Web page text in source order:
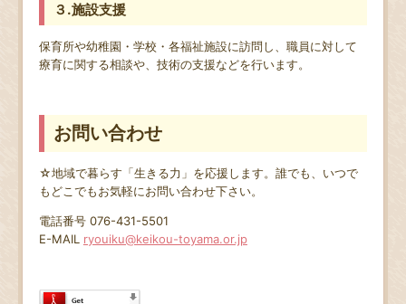
３.施設支援
保育所や幼稚園・学校・各福祉施設に訪問し、職員に対して
療育に関する相談や、技術の支援などを行います。
お問い合わせ
☆地域で暮らす「生きる力」を応援します。誰でも、いつで
もどこでもお気軽にお問い合わせ下さい。
電話番号 076-431-5501
E-MAIL ryouiku@keikou-toyama.or.jp